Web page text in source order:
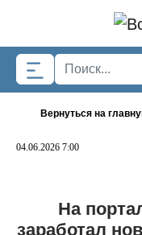
Вернуться на
04.06.2026 7:00
На
заработал